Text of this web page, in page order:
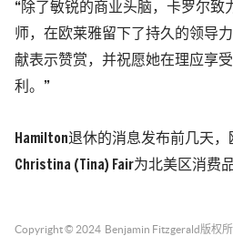
“除了敏锐的商业头脑，卡罗尔致
师，在欧莱雅留下了持久的领导
献表示赞赏，并祝愿她在理应享
利。”
Hamilton退休的消息发布前几天
Christina (Tina) Fair为北美区消费
Copyright © 2024 Benjamin Fitzgerald 版权